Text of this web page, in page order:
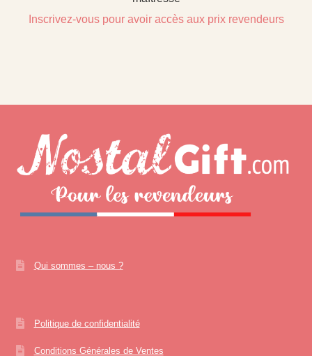
Inscrivez-vous pour avoir accès aux prix revendeurs
Qui sommes – nous ?
Politique de confidentialité
Conditions Générales de Ventes